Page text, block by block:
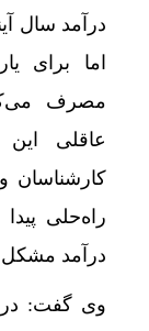
اما برای
عاقلی این
کارشناسان
راه‌حلی
درآمد مشکل